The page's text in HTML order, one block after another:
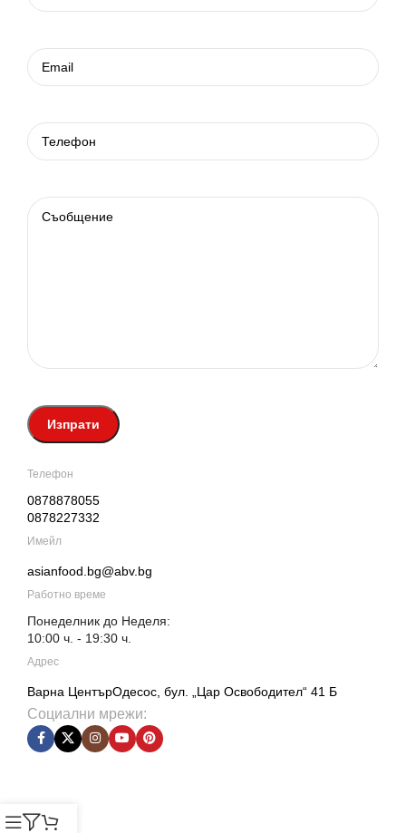
Телефон
0878878055
0878227332
Имейл
asianfood.bg@abv.bg
Работно време
Понеделник до Неделя:
10:00 ч. - 19:30 ч.
Адрес
Варна ЦентърОдесос, бул. „Цар Освободител“ 41 Б
Социални мрежи: